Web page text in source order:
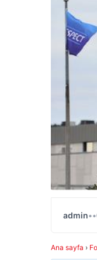
admin••
Ana sayfa ›